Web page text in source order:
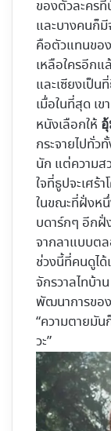
ของตัวละคร
และบางคนก็
คือตัวแทนขอ
เหลือใครอีกแ
และเซียงเป็น
เมื่อในที่สุด เ
หนังเลือกให้
กระจายไปทั่ว
นัก แต่ความส
ใจที่ธูปจะเศร้
ในขณะที่ฝั่งห
บดาร์กๆ อีกฝั่
จากลาแบบตล
ช่วงนี้ที่คนดูไ
จักรวาลไทบ้า
พัฒนาการขอ
“ความตายมัน
วะ”